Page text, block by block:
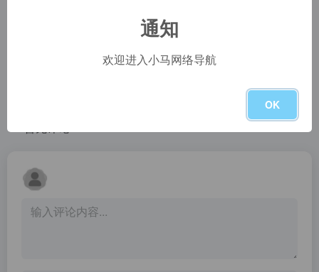
硬核影视指南是一家专注于收录高清影视站的网站，为用户提供高清、免费的优质影视网站，无论是高清免费在线观看，还是各种网盘下载，全部都可以找到。硬核影视指南，够高清才是真硬核！通知
欢迎进入小马网络导航
OK